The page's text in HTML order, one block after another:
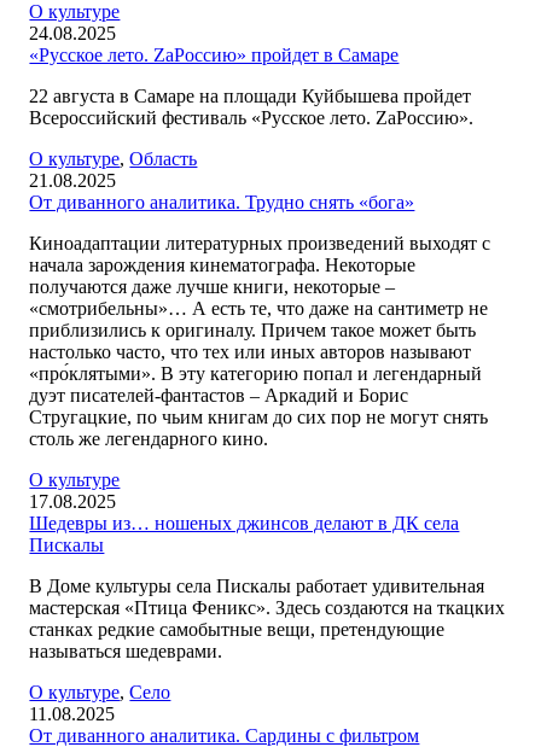
О культуре
24.08.2025
«Русское лето. ZaРоссию» пройдет в Самаре
22 августа в Самаре на площади Куйбышева пройдет
Всероссийский фестиваль «Русское лето. ZaРоссию».
О культуре,Область
21.08.2025
От диванного аналитика. Трудно снять «бога»
Киноадаптации литературных произведений выходят с
начала зарождения кинематографа. Некоторые
получаются даже лучше книги, некоторые –
«смотрибельны»… А есть те, что даже на сантиметр не
приблизились к оригиналу. Причем такое может быть
настолько часто, что тех или иных авторов называют
«про́клятыми». В эту категорию попал и легендарный
дуэт писателей-фантастов – Аркадий и Борис
Стругацкие, по чьим книгам до сих пор не могут снять
столь же легендарного кино.
О культуре
17.08.2025
Шедевры из… ношеных джинсов делают в ДК села
Пискалы
В Доме культуры села Пискалы работает удивительная
мастерская «Птица Феникс». Здесь создаются на ткацких
станках редкие самобытные вещи, претендующие
называться шедеврами.
О культуре,Село
11.08.2025
От диванного аналитика. Сардины с фильтром